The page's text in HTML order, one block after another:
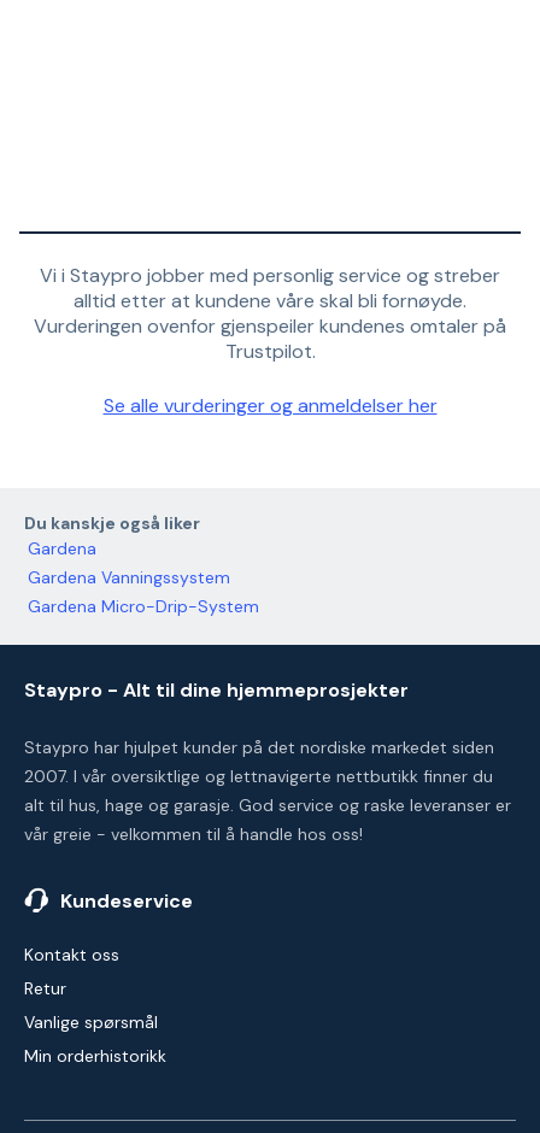
Vi i Staypro jobber med personlig service og streber
alltid etter at kundene våre skal bli fornøyde.
Vurderingen ovenfor gjenspeiler kundenes omtaler på
Trustpilot.
Se alle vurderinger og anmeldelser her
Du kanskje også liker
Gardena
Gardena Vanningssystem
Gardena Micro-Drip-System
Staypro - Alt til dine hjemmeprosjekter
Staypro har hjulpet kunder på det nordiske markedet siden
2007. I vår oversiktlige og lettnavigerte nettbutikk finner du
alt til hus, hage og garasje. God service og raske leveranser er
vår greie - velkommen til å handle hos oss!
Kundeservice
Kontakt oss
Retur
Vanlige spørsmål
Min orderhistorikk